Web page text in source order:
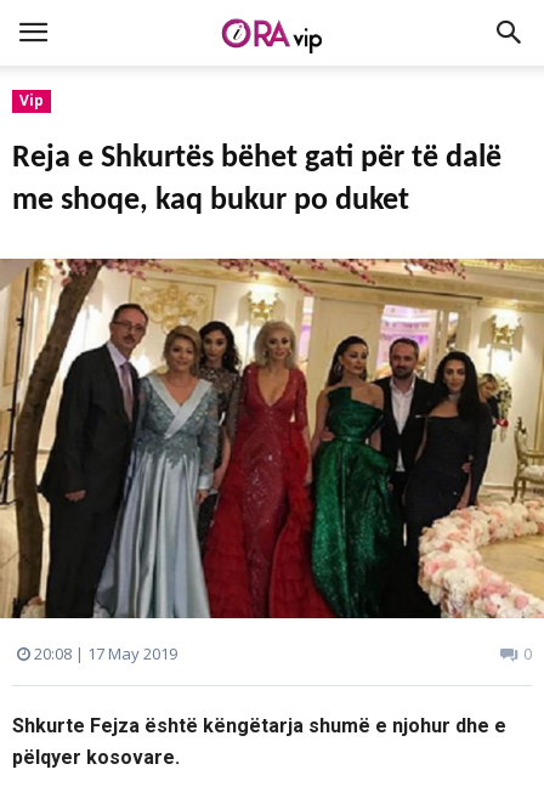
Vip
Reja e Shkurtës bëhet gati për të dalë
me shoqe, kaq bukur po duket
20:08 | 17 May 2019 0
Shkurte Fejza është këngëtarja shumë e njohur dhe e
pëlqyer kosovare.